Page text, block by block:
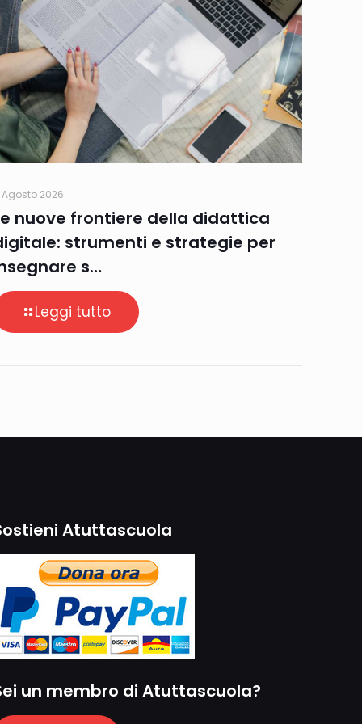
2026
nuove frontiere della didattica
strumenti e strategie per
s…
Leggi tutto
Atuttascuola
un membro di Atuttascuola?